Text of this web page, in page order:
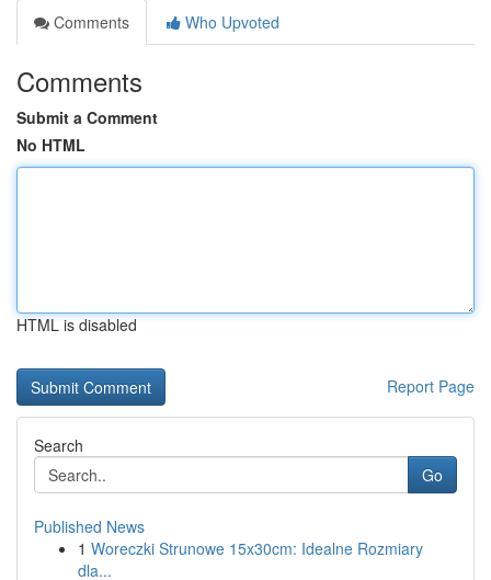
Comments
Who Upvoted
Comments
Submit a Comment
No HTML
HTML is disabled
Report Page
Search
Go
Published News
1 Woreczki Strunowe 15x30cm: Idealne Rozmiary
dla...